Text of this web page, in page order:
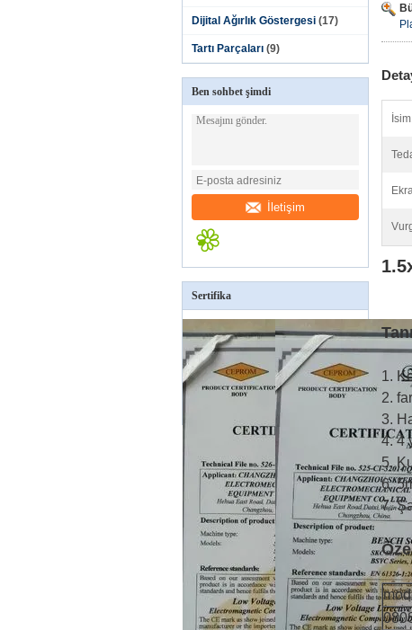
Dijital Ağırlık Göstergesi (17)
Tartı Parçaları (9)
Ben sohbet şimdi
İletişim
Sertifika
1.
2.
3.
4. 4
5.
6.
7.